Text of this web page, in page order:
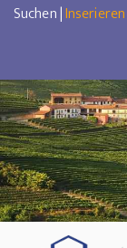
Suchen|Inserieren